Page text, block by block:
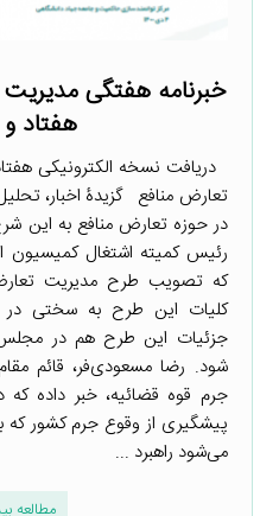
خبرنامه هفتگی
هفتاد
دریافت نسخه الکترونیکی
تعارض منافع گزیدۀ اخبار،
در حوزه تعارض منافع به این
رئیس کمیته اشتغال کمیسیون
که تصویب طرح مدیریت
کلیات این طرح به سختی در
جزئیات این طرح هم در مجلس
شود. رضا مسعودی‌فر، قائم
جرم قوه قضائیه، خبر داده
پیشگیری از وقوع جرم کشور
می‌شود راهبرد ...
مطالعه